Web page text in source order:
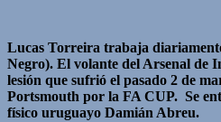
Lucas Torreira trabaja
Negro). El volante del Arsenal de
lesión que sufrió el pasado 2 de
Portsmouth por la FA CUP. Se
físico uruguayo Damián Abreu.